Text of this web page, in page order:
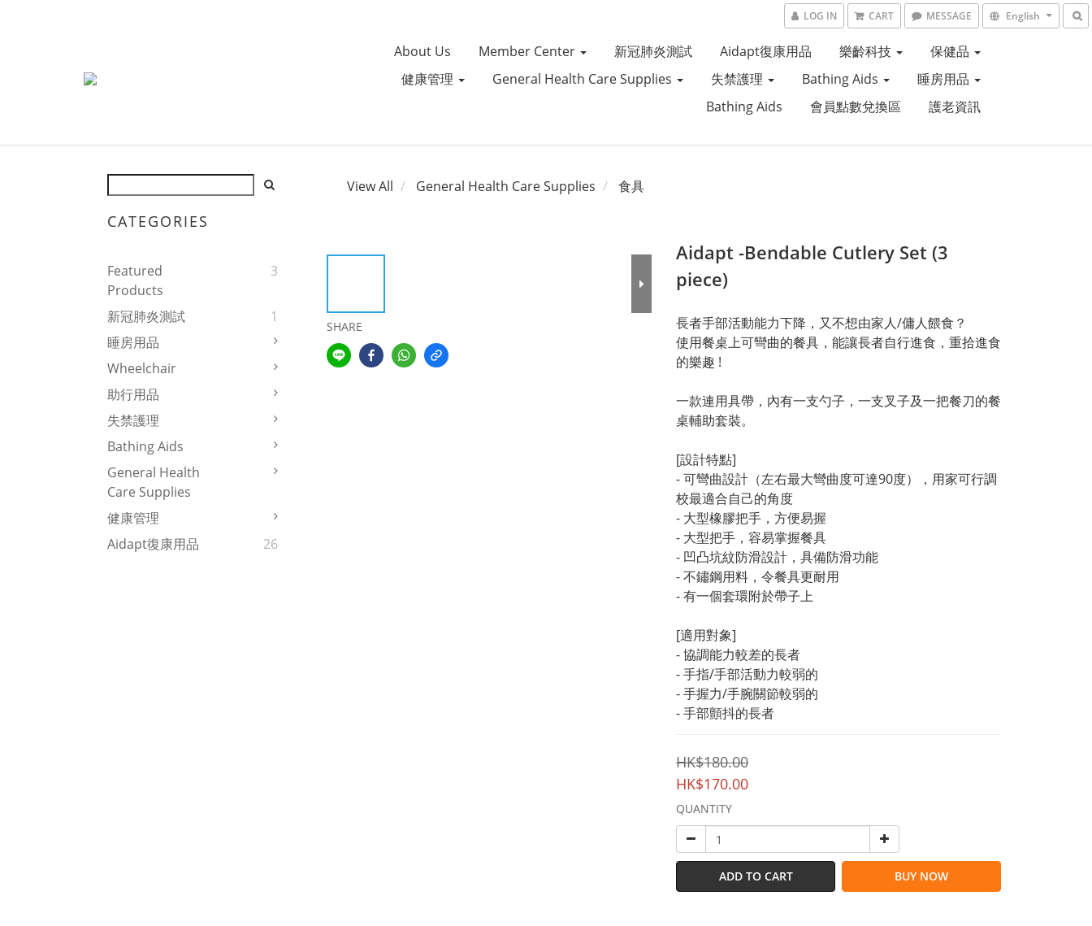
LOG IN CART MESSAGE English
About Us Member Center 新冠肺炎測試 Aidapt復康用品 樂齡科技
保健品
健康管理
General Health Care Supplies 失禁護理 Bathing Aids
睡房用品
Bathing Aids
會員點數兌換區 護老資訊
CATEGORIES
Featured
Products
3
新冠肺炎測試
1
睡房用品
Wheelchair
助行用品
失禁護理
Bathing Aids
General Health
Care Supplies
健康管理
Aidapt復康用品
26
View All General Health Care Supplies 食具
SHARE
Aidapt -Bendable Cutlery Set (3
piece)
長者手部活動能力下降，又不想由家人/傭人餵食？
使用餐桌上可彎曲的餐具，能讓長者自行進食，重拾進食
的樂趣 !
一款連用具帶，內有一支勺子，一支叉子及一把餐刀的餐
桌輔助套裝。
[設計特點]
- 可彎曲設計（左右最大彎曲度可達90度），用家可行調
校最適合自己的角度
- 大型橡膠把手，方便易握
- 大型把手，容易掌握餐具
- 凹凸坑紋防滑設計，具備防滑功能
- 不鏽鋼用料，令餐具更耐用
- 有一個套環附於帶子上
[適用對象]
- 協調能力較差的長者
- 手指/手部活動力較弱的
- 手握力/手腕關節較弱的
- 手部顫抖的長者
HK$180.00
HK$170.00
QUANTITY
ADD TO CART BUY NOW